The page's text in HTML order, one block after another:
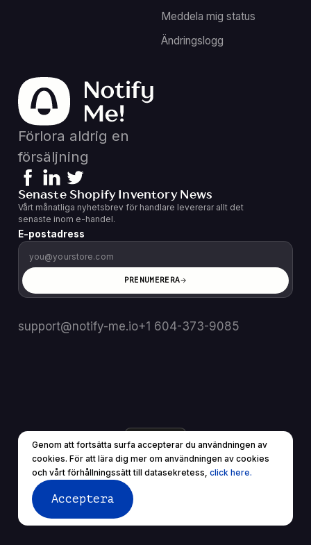
Genom att fortsätta surfa accepterar du användningen av
cookies. För att lära dig mer om användningen av cookies
och vårt förhållningssätt till datasekretess, click here.
Acceptera
Meddela mig status
Ändringslogg
Förlora aldrig en
försäljning
Senaste Shopify Inventory News
Vårt månatliga nyhetsbrev för handlare levererar allt det
senaste inom e-handel.
E-postadress
PRENUMERERA
support@notify-me.io+1 604-373-9085
© 2025 Alla rättigheter reserverade.
AnvändarvillkorSekretesspolicy